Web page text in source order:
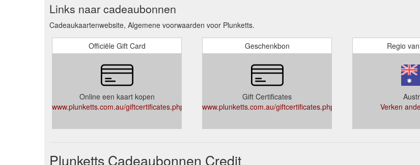
Links naar cadeaubonnen
Cadeaukaartenwebsite, Algemene voorwaarden voor Plunketts.
Officiële Gift Card
Online een kaart kopen
www.plunketts.com.au/giftcertificates.php
Geschenkbon
Gift Certificates
www.plunketts.com.au/giftcertificates.php
Regio
Verken
Plunketts Cadeaubonnen Credit